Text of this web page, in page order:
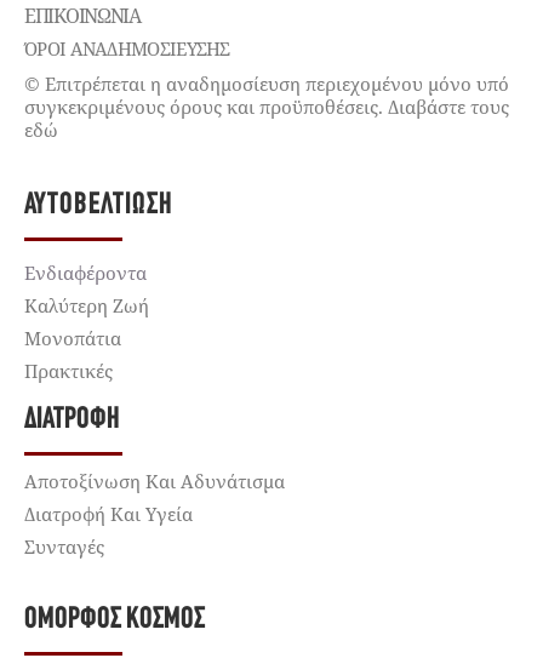
ΕΠΙΚΟΙΝΩΝΊΑ
ΌΡΟΙ ΑΝΑΔΗΜΟΣΙΕΥΣΗΣ
© Επιτρέπεται η αναδημοσίευση περιεχομένου μόνο υπό
συγκεκριμένους όρους και προϋποθέσεις. Διαβάστε τους
εδώ
ΑΥΤΟΒΕΛΤΊΩΣΗ
Ενδιαφέροντα
Καλύτερη Ζωή
Μονοπάτια
Πρακτικές
ΔΙΑΤΡΟΦΉ
Αποτοξίνωση Και Αδυνάτισμα
Διατροφή Και Υγεία
Συνταγές
ΌΜΟΡΦΟΣ ΚΌΣΜΟΣ